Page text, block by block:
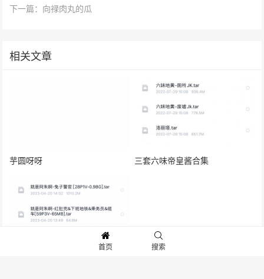
下一篇：向禄肉丸的瓜
相关文章
芋圆呀呀 三套六味帝皇酱合集
首页 搜索